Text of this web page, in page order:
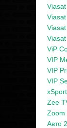
ViP
VIP
VIP
VIP
Zee
Авто